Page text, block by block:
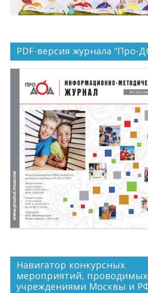
PDF-версия журнала “Про-
Навигатор конкурсных
мероприятий, проводимых
учреждениями Москвы и